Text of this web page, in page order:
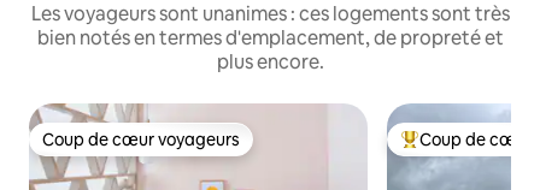
Les voyageurs sont unanimes : ces logements sont très
bien notés en termes d'emplacement, de propreté et
plus encore.
Coup de cœur voyageurs
Coup de cœur voyageurs Coups de cœur
Coup de cœur